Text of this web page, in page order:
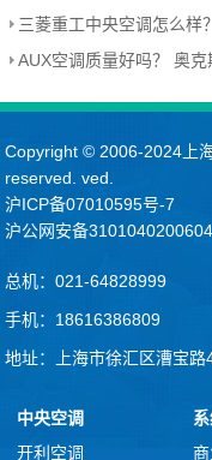
Copyright © 2006-2024上
reserved. ved.
沪ICP备07010595号-7
沪公网安备
总机：021-64828999
手机：18616386809
地址：上海市徐汇区漕宝
中央空调
开利空调